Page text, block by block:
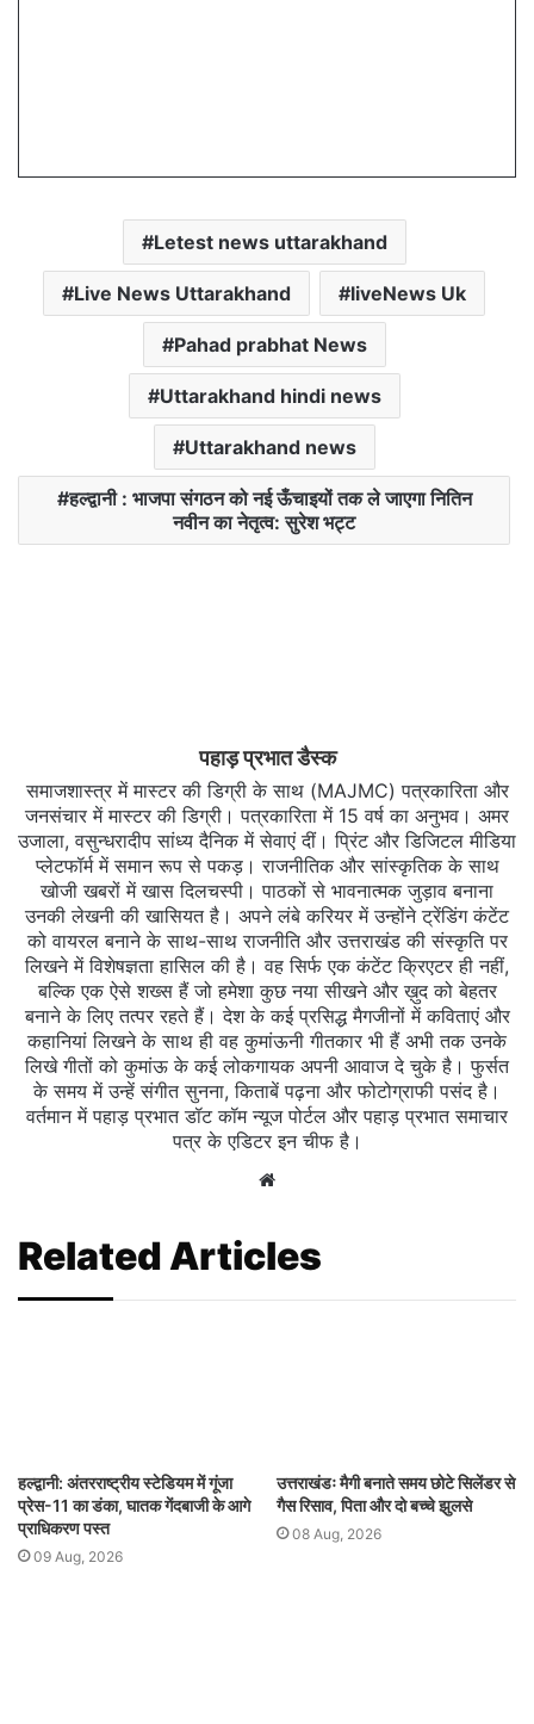
Letest news uttarakhand
Live News Uttarakhand liveNews Uk
Pahad prabhat News
Uttarakhand hindi news
Uttarakhand news
हल्द्वानी : भाजपा संगठन को नई ऊँचाइयों तक ले जाएगा नितिन
नवीन का नेतृत्व: सुरेश भट्ट
पहाड़ प्रभात डैस्क
समाजशास्त्र में मास्टर की डिग्री के साथ (MAJMC) पत्रकारिता और
जनसंचार में मास्टर की डिग्री। पत्रकारिता में 15 वर्ष का अनुभव। अमर
उजाला, वसुन्धरादीप सांध्य दैनिक में सेवाएं दीं। प्रिंट और डिजिटल मीडिया
प्लेटफॉर्म में समान रूप से पकड़। राजनीतिक और सांस्कृतिक के साथ
खोजी खबरों में खास दिलचस्‍पी। पाठकों से भावनात्मक जुड़ाव बनाना
उनकी लेखनी की खासियत है। अपने लंबे करियर में उन्होंने ट्रेंडिंग कंटेंट
को वायरल बनाने के साथ-साथ राजनीति और उत्तराखंड की संस्कृति पर
लिखने में विशेषज्ञता हासिल की है। वह सिर्फ एक कंटेंट क्रिएटर ही नहीं,
बल्कि एक ऐसे शख्स हैं जो हमेशा कुछ नया सीखने और ख़ुद को बेहतर
बनाने के लिए तत्पर रहते हैं। देश के कई प्रसिद्ध मैगजीनों में कविताएं और
कहानियां लिखने के साथ ही वह कुमांऊनी गीतकार भी हैं अभी तक उनके
लिखे गीतों को कुमांऊ के कई लोकगायक अपनी आवाज दे चुके है। फुर्सत
के समय में उन्हें संगीत सुनना, किताबें पढ़ना और फोटोग्राफी पसंद है।
वर्तमान में पहाड़ प्रभात डॉट कॉम न्यूज पोर्टल और पहाड़ प्रभात समाचार
पत्र के एडिटर इन चीफ है।
Website
Related Articles
हल्द्वानी: अंतरराष्ट्रीय स्टेडियम में गूंजा
प्रेस-11 का डंका, घातक गेंदबाजी के आगे
प्राधिकरण पस्त
09 Aug, 2026
उत्तराखंडः मैगी बनाते समय छोटे सिलेंडर से
गैस रिसाव, पिता और दो बच्चे झुलसे
08 Aug, 2026